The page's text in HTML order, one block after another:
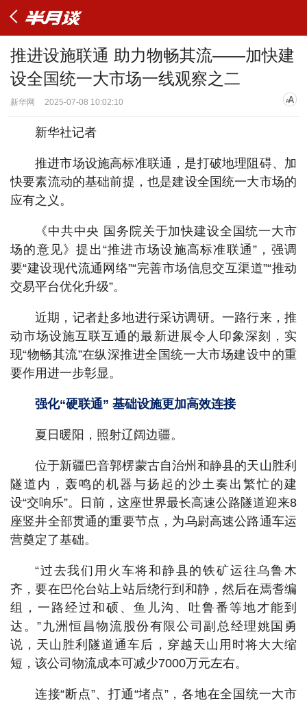
推进设施联通 助力物畅其流——加快建
设全国统一大市场一线观察之二
新华网 2025-07-08 10:02:10
新华社记者
推进市场设施高标准联通，是打破地理阻碍、加
快要素流动的基础前提，也是建设全国统一大市场的
应有之义。
《中共中央 国务院关于加快建设全国统一大市
场的意见》提出“推进市场设施高标准联通”，强调
要“建设现代流通网络”“完善市场信息交互渠道”“推动
交易平台优化升级”。
近期，记者赴多地进行采访调研。一路行来，推
动市场设施互联互通的最新进展令人印象深刻，实
现“物畅其流”在纵深推进全国统一大市场建设中的重
要作用进一步彰显。
强化“硬联通” 基础设施更加高效连接
夏日暖阳，照射辽阔边疆。
位于新疆巴音郭楞蒙古自治州和静县的天山胜利
隧道内，轰鸣的机器与扬起的沙土奏出繁忙的建
设“交响乐”。日前，这座世界最长高速公路隧道迎来8
座竖井全部贯通的重要节点，为乌尉高速公路通车运
营奠定了基础。
“过去我们用火车将和静县的铁矿运往乌鲁木
齐，要在巴伦台站上站后绕行到和静，然后在焉耆编
组，一路经过和硕、鱼儿沟、吐鲁番等地才能到
达。”九洲恒昌物流股份有限公司副总经理姚国勇
说，天山胜利隧道通车后，穿越天山用时将大大缩
短，该公司物流成本可减少7000万元左右。
连接“断点”、打通“堵点”，各地在全国统一大市